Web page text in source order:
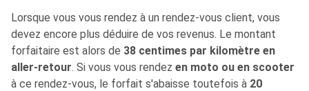
Lorsque vous vous rendez à un rendez-vous client, vous
devez encore plus déduire de vos revenus. Le montant
forfaitaire est alors de 38 centimes par kilomètre en
aller-retour. Si vous vous rendez en moto ou en scooter
à ce rendez-vous, le forfait s'abaisse toutefois à 20